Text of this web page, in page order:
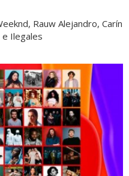
Rauw Alejandro, Carín
e Ilegales